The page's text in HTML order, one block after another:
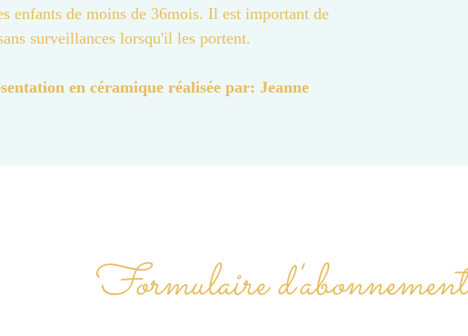
enfants de moins de 36mois. Il est important de
surveillances lorsqu'il les portent.
en céramique réalisée par: Jeanne
Formulaire d'abonnement